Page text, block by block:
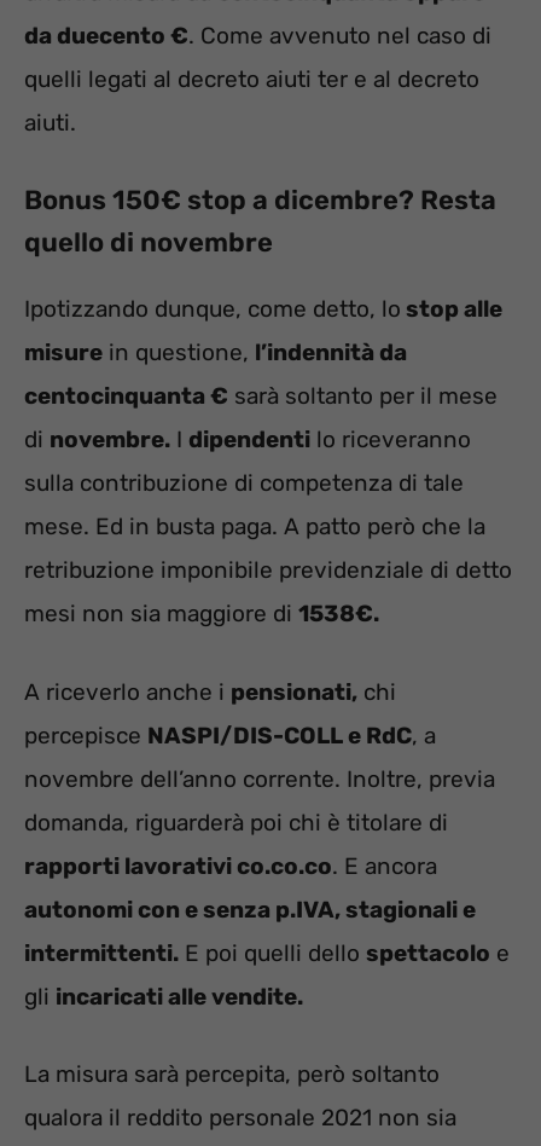
da duecento €. Come avvenuto nel caso di
quelli legati al decreto aiuti ter e al decreto
aiuti.
Bonus 150€ stop a dicembre? Resta
quello di novembre
Ipotizzando dunque, come detto, lo stop alle
misure in questione, l’indennità da
centocinquanta € sarà soltanto per il mese
di novembre. I dipendenti lo riceveranno
sulla contribuzione di competenza di tale
mese. Ed in busta paga. A patto però che la
retribuzione imponibile previdenziale di detto
mesi non sia maggiore di 1538€.
A riceverlo anche i pensionati, chi
percepisce NASPI/DIS-COLL e RdC, a
novembre dell’anno corrente. Inoltre, previa
domanda, riguarderà poi chi è titolare di
rapporti lavorativi co.co.co. E ancora
autonomi con e senza p.IVA, stagionali e
intermittenti. E poi quelli dello spettacolo e
gli incaricati alle vendite.
La misura sarà percepita, però soltanto
qualora il reddito personale 2021 non sia